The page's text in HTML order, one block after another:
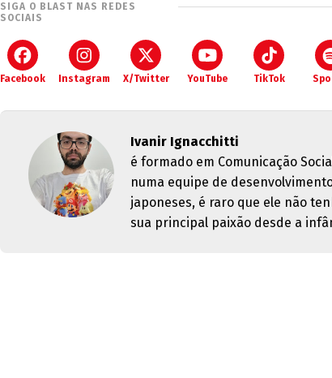
SIGA O BLAST NAS REDES
SOCIAIS
Facebook Instagram X/Twitter YouTube TikTok
Ivanir Ignacchitti
é formado em Comunicação
numa equipe de
japoneses, é raro que ele não
sua principal paixão desde a